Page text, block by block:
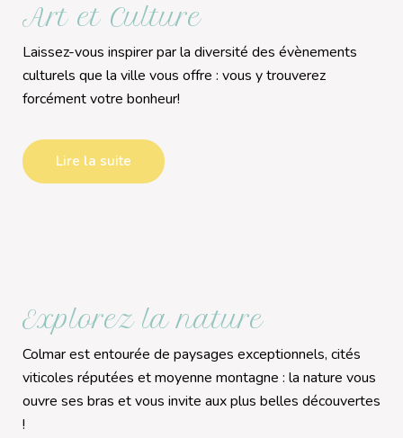
Art et Culture
Laissez-vous inspirer par la diversité des évènements
culturels que la ville vous offre : vous y trouverez
forcément votre bonheur!
Lire la suite
Explorez la nature
Colmar est entourée de paysages exceptionnels, cités
viticoles réputées et moyenne montagne : la nature vous
ouvre ses bras et vous invite aux plus belles découvertes
!